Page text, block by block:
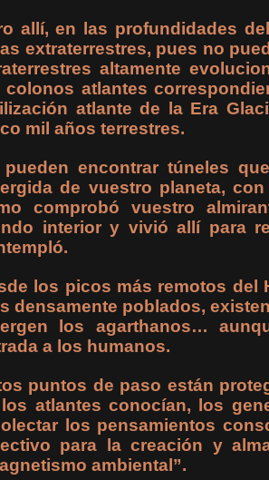
allí, en las profundidades
extraterrestres, pues no
altamente
colonos atlantes
atlante de la Era
mil años terrestres.
pueden encontrar túneles
de vuestro planeta,
comprobó vuestro
interior y vivió allí para
los picos más remotos del
densamente poblados,
los agarthanos…
a los humanos.
puntos de paso están
atlantes conocían, los
los pensamientos
para la creación y
ambiental”.